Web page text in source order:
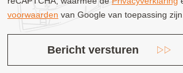
voorwaarden van Google van toepassing zijn.
Bericht versturen